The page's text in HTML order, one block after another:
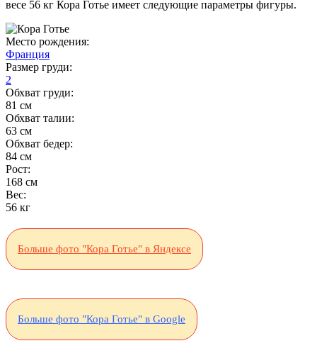
весе 56 кг Кора Готье имеет следующие параметры фигуры.
Место рождения:
Франция
Размер груди:
2
Обхват груди:
81 см
Обхват талии:
63 см
Обхват бедер:
84 см
Рост:
168 см
Вес:
56 кг
Больше фото "Кора Готье" в Яндексе
Больше фото "Кора Готье" в Google